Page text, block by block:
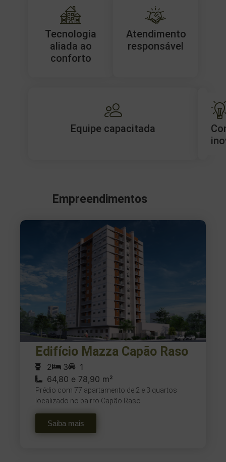
Tecnologia
aliada ao
conforto
Atendimento
responsável
Equipe capacitada
Empreendimentos
Edifício Mazza Capão Raso
2 3
1
64,80 e 78,90 m²
Prédio com 77 apartamento de 2 e 3 quartos
localizado no bairro Capão Raso
Saiba mais